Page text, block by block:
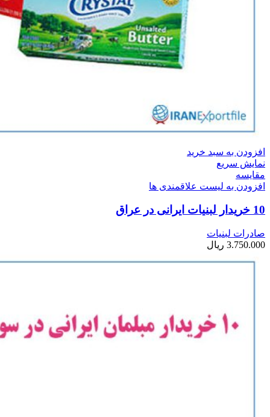
افزودن به سبد خرید
نمایش سریع
مقایسه
افزودن به لیست علاقمندی ها
10 خریدار لبنیات ایرانی در عراق
صادرات لبنیات
3.750.000 ریال